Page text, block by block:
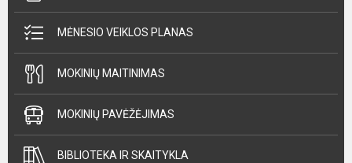
MĖNESIO VEIKLOS PLANAS
MOKINIŲ MAITINIMAS
MOKINIŲ PAVĖŽĖJIMAS
BIBLIOTEKA IR SKAITYKLA